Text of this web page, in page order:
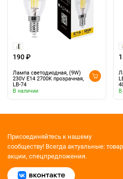
190 ₽
Лампа светодиодная, (9W)
230V E14 2700K прозрачная,
LB-74
В наличии
В
Присоединяйтесь к нашему
сообществу! Всегда актуальные:
акции, спецпредложения.